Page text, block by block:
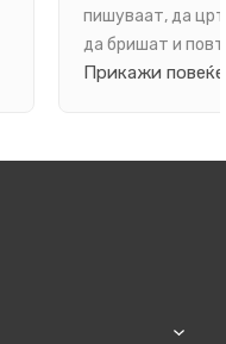
ЦРТАЊЕ И ЗА
ЗАБАВА
пишуваат, да
да бришат и
создаваат –
Прикажи повеќе